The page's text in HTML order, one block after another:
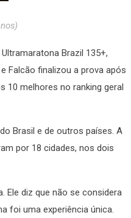
Brazil 135+,
Falcão finalizou a prova após
10 melhores no ranking geral
Brasil e de outros países. A
por 18 cidades, nos dois
Ele diz que não se considera
foi uma experiência única.